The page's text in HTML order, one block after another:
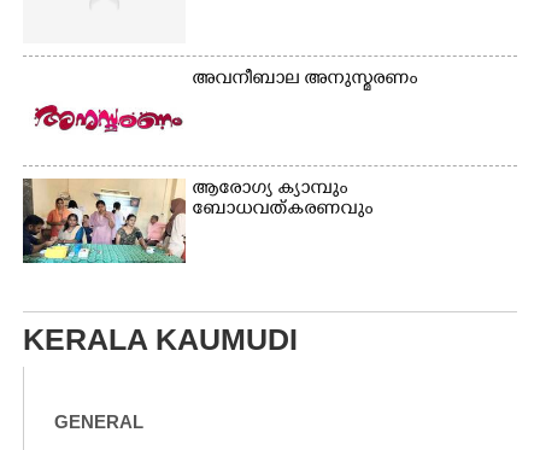
അവനീബാല അനുസ്മരണം
ആരോഗ്യ ക്യാമ്പും
ബോധവത്കരണവും
KERALA KAUMUDI
GENERAL